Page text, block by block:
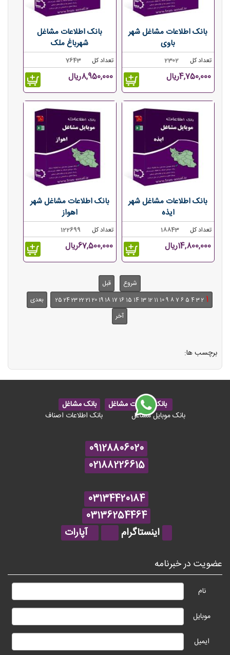
بانک اطلاعات مشاغل شهر
باوی
تعداد کل 2302
4,750,000ریال
بانک اطلاعات مشاغل
شهرباغ ملک
تعداد کل 7643
8,950,000ریال
بانک اطلاعات مشاغل شهر
ایذه
تعداد کل 18843
14,800,000ریال
بانک اطلاعات مشاغل شهر
اهواز
تعداد کل 122699
67,500,000ریال
شروع قبل
1
2
3
4
5
6
7
8
9
10
11
12
13
14
15
16
17
18
19
20
21
22
23
24
25
بعدی
آخر
برچسب ها:
بانک اطلاعات مشاغل
بانک مشاغل
بانک موبایل مشاغل
بانک اطلاعات اصناف
09128806020
02188226615
03134420184
03136254464
اینستاگرام
آپارات
عضویت در خبرنامه
نام
موبایل
ایمیل